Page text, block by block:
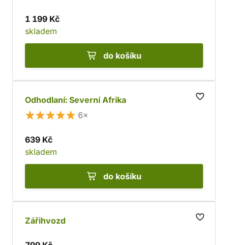
1 199 Kč
skladem
do košíku
Odhodlaní: Severní Afrika
6×
639 Kč
skladem
do košíku
Zářihvozd